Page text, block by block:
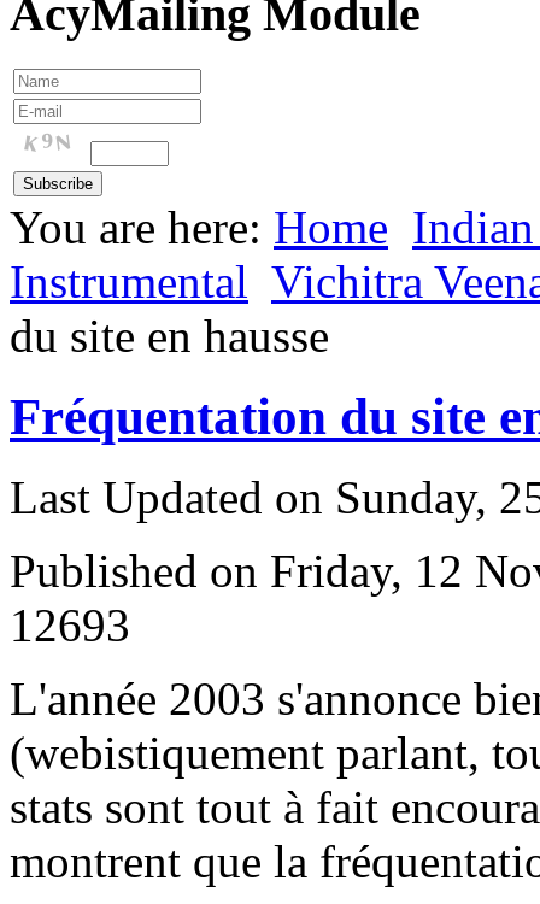
AcyMailing Module
You are here: Home
Instrumental Vichitra
du site en hausse
Fréquentation du site
Last Updated on Sunday,
Published on Friday, 12
12693
L'année 2003 s'annonce
(webistiquement parlant,
stats sont tout à fait
montrent que la